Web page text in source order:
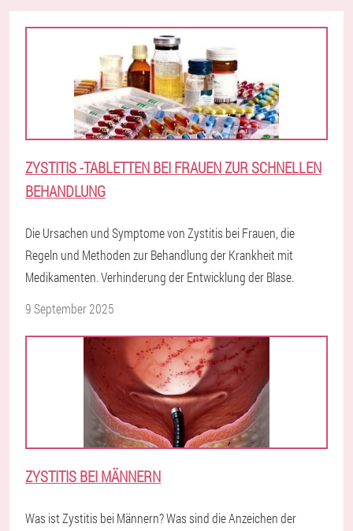
ZYSTITIS -TABLETTEN BEI FRAUEN ZUR SCHNELLEN
BEHANDLUNG
Die Ursachen und Symptome von Zystitis bei Frauen, die
Regeln und Methoden zur Behandlung der Krankheit mit
Medikamenten. Verhinderung der Entwicklung der Blase.
9 September 2025
ZYSTITIS BEI MÄNNERN
Was ist Zystitis bei Männern? Was sind die Anzeichen der